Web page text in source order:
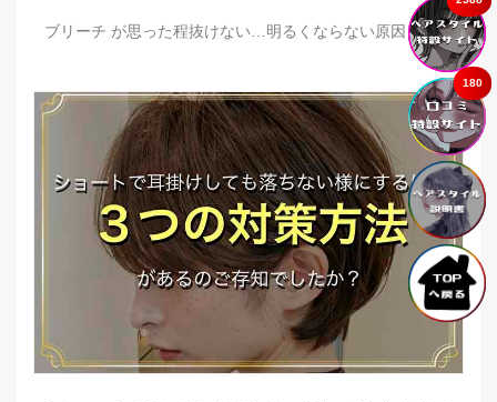
ブリーチ が思った程抜けない…明るくならない原因とは？
180